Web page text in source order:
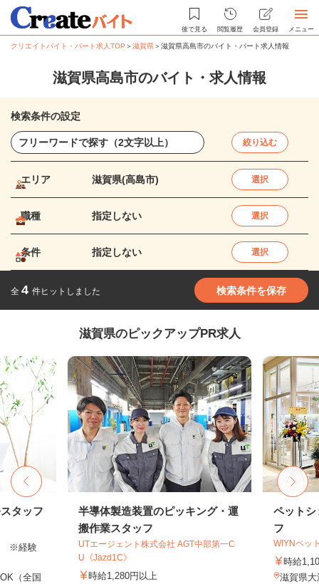
後で見る 閲覧履歴 会員登録 メニュー
クリエイトバイト・パート求人TOP ＞滋賀県＞滋賀県高島市のバイト・パート求人情報
滋賀県高島市のバイト・求人情報
検索条件の設定
絞り込む
エリア 滋賀県(高島市) 選択
職種 指定しない 選択
条件 指定しない 選択
全 4 件ヒットしました 検索条件を保存
滋賀県のピックアップPR求人
タッフ
※経験
（全国
半導体製造装置のピッキング・運
搬作業スタッフ
UTエージェント株式会社 AGT中部第一C
U《Jazd1C》
時給1,280円以上
ペットシ
フ
WIYNペッ
時給
滋賀県